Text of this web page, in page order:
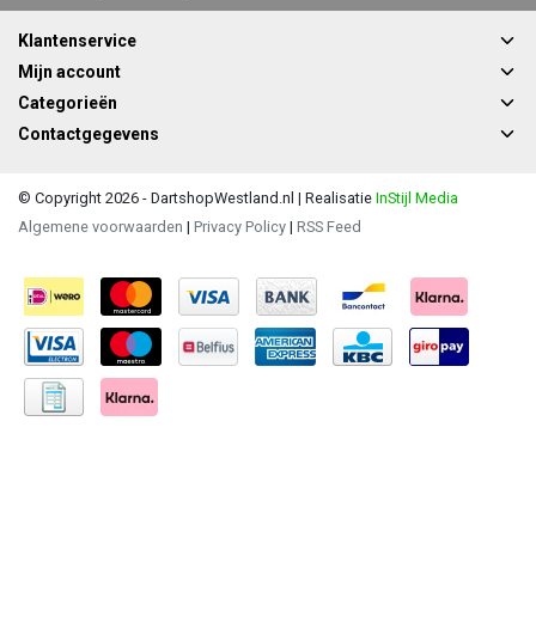
Klantenservice
Mijn account
Categorieën
Contactgegevens
© Copyright 2026 - DartshopWestland.nl | Realisatie InStijl Media
Algemene voorwaarden | Privacy Policy | RSS Feed